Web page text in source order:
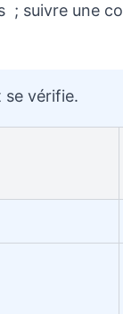
; suivre une
se vérifie.